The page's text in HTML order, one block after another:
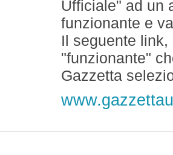
Ufficiale" ad un
funzionante e
Il seguente
"funzionante"
Gazzetta